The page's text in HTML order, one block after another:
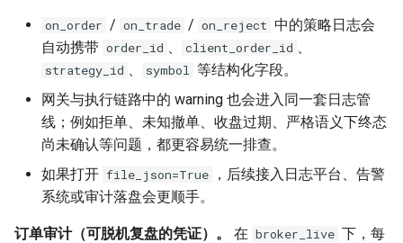
on_order / on_trade / on_reject 中的策略日志会
自动携带 order_id 、 client_order_id 、
strategy_id 、 symbol 等结构化字段。
网关与执行链路中的 warning 也会进入同一套日志管
线；例如拒单、未知撤单、收盘过期、严格语义下终态
尚未确认等问题，都更容易统一排查。
如果打开 file_json=True
，后续接入日志平台、告警
系统或审计落盘会更顺手。
订单审计（可脱机复盘的凭证）。 在 broker_live 下，每